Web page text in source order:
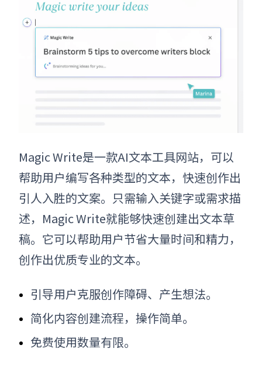
Magic Write是一款AI文本工具网站，可以
帮助用户编写各种类型的文本，快速创作出
引人入胜的文案。只需输入关键字或需求描
述，Magic Write就能够快速创建出文本草
稿。它可以帮助用户节省大量时间和精力，
创作出优质专业的文本。
引导用户克服创作障碍、产生想法。
简化内容创建流程，操作简单。
免费使用数量有限。